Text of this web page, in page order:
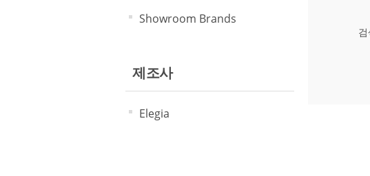
Showroom Brands
제조사
Elegia